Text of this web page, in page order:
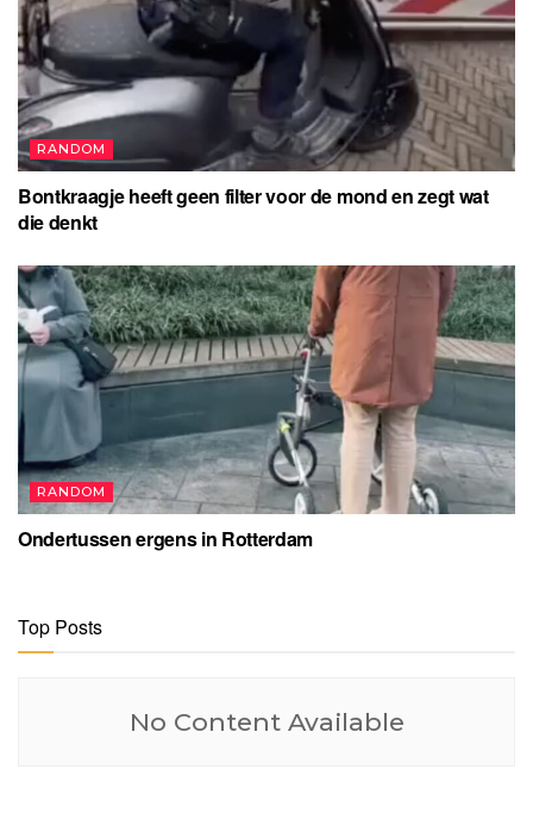
RANDOM
Bontkraagje heeft geen filter voor de mond en zegt wat
die denkt
RANDOM
Ondertussen ergens in Rotterdam
Top Posts
No Content Available